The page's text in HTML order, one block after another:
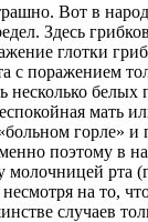
Вот в
Здесь
глотки
с поражением
несколько
мать
горле» и
поэтому в
рта
на то,
случаев